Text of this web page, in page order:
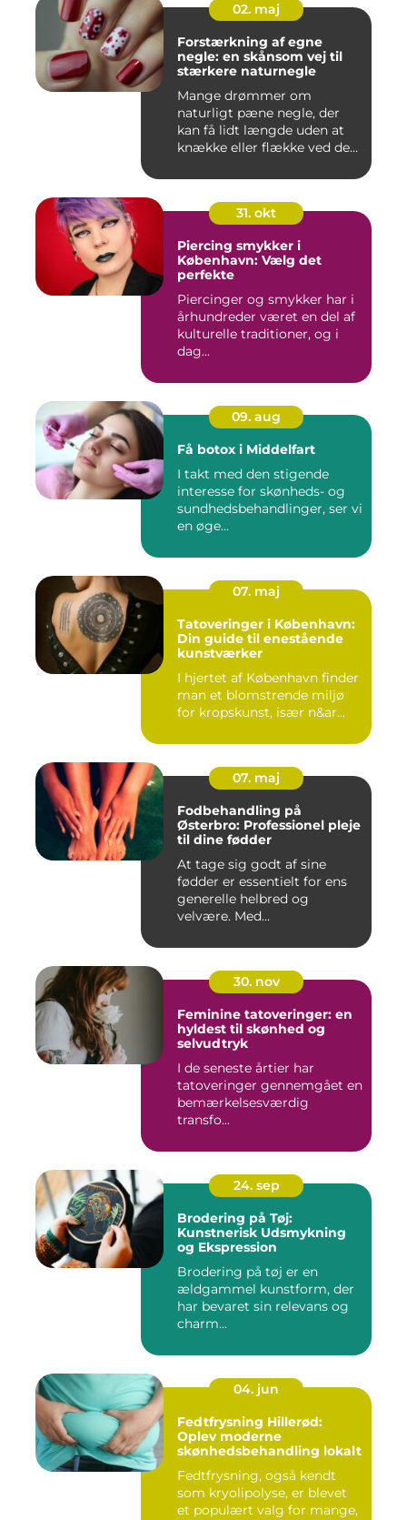
02. maj
Forstærkning af egne
negle: en skånsom vej til
stærkere naturnegle
Mange drømmer om
naturligt pæne negle, der
kan få lidt længde uden at
knække eller flække ved den
31. okt
Piercing smykker i
København: Vælg det
perfekte
Piercinger og smykker har i
århundreder været en del af
kulturelle traditioner, og i
dag...
09. aug
Få botox i Middelfart
I takt med den stigende
interesse for skønheds- og
sundhedsbehandlinger, ser vi
en øge...
07. maj
Tatoveringer i København:
Din guide til enestående
kunstværker
I hjertet af København finder
man et blomstrende miljø
for kropskunst, især n&ar...
07. maj
Fodbehandling på
Østerbro: Professionel pleje
til dine fødder
At tage sig godt af sine
fødder er essentielt for ens
generelle helbred og
velvære. Med...
30. nov
Feminine tatoveringer: en
hyldest til skønhed og
selvudtryk
I de seneste årtier har
tatoveringer gennemgået en
bemærkelsesværdig
transfo...
24. sep
Brodering på Tøj:
Kunstnerisk Udsmykning
og Ekspression
Brodering på tøj er en
ældgammel kunstform, der
har bevaret sin relevans og
charm...
04. jun
Fedtfrysning Hillerød:
Oplev moderne
skønhedsbehandling lokalt
Fedtfrysning, også kendt
som kryolipolyse, er blevet
et populært valg for mange,